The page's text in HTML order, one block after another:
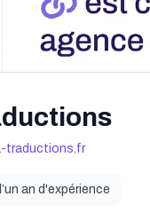
traductions.fr
an d'expérience